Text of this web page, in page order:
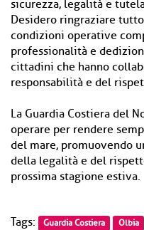
sicurezza, legalità e
Desidero ringraziare
condizioni operative
professionalità e
cittadini che hanno
responsabilità e del
La Guardia Costiera del
operare per rendere
del mare, promuovendo
della legalità e del
prossima stagione estiva.
Tags: Guardia Costiera Olbia